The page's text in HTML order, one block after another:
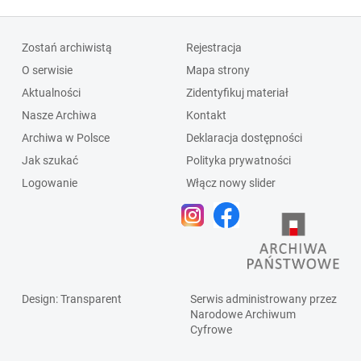
Zostań archiwistą
O serwisie
Aktualności
Nasze Archiwa
Archiwa w Polsce
Jak szukać
Logowanie
Rejestracja
Mapa strony
Zidentyfikuj materiał
Kontakt
Deklaracja dostępności
Polityka prywatności
Włącz nowy slider
Design: Transparent
Serwis administrowany przez
Narodowe Archiwum
Cyfrowe